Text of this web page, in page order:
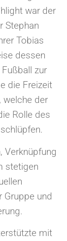
war der
Stephan
Tobias
dessen
zur
die Freizeit
welche der
Rolle des
Verknüpfung
stetigen
Gruppe und
mit